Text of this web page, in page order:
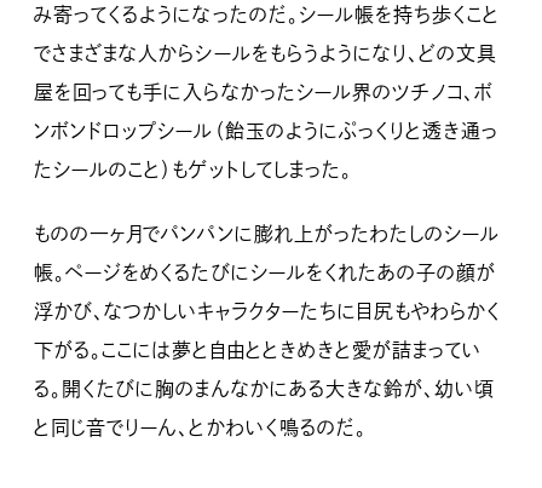
み寄ってくるようになったのだ。シール帳を持ち歩くこと
でさまざまな人からシールをもらうようになり、どの文具
屋を回っても手に入らなかったシール界のツチノコ、ボ
ンボンドロップシール（飴玉のようにぷっくりと透き通っ
たシールのこと）もゲットしてしまった。
ものの一ヶ月でパンパンに膨れ上がったわたしのシール
帳。ページをめくるたびにシールをくれたあの子の顔が
浮かび、なつかしいキャラクターたちに目尻もやわらかく
下がる。ここには夢と自由とときめきと愛が詰まってい
る。開くたびに胸のまんなかにある大きな鈴が、幼い頃
と同じ音でりーん、とかわいく鳴るのだ。